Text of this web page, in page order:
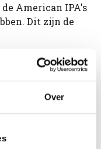
Over
American IPA's
Dit zijn de
Citrus en
en strak. Probeer